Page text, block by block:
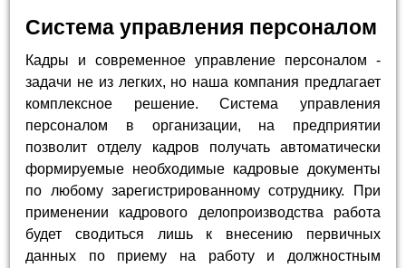
Система управления персоналом
Кадры и современное управление персоналом -
задачи не из легких, но наша компания предлагает
комплексное решение. Система управления
персоналом в организации, на предприятии
позволит отделу кадров получать автоматически
формируемые необходимые кадровые документы
по любому зарегистрированному сотруднику. При
применении кадрового делопроизводства работа
будет сводиться лишь к внесению первичных
данных по приему на работу и должностным